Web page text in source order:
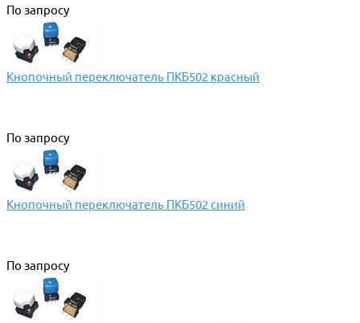
По запросу
Кнопочный переключатель ПКБ502 красный
По запросу
Кнопочный переключатель ПКБ502 синий
По запросу